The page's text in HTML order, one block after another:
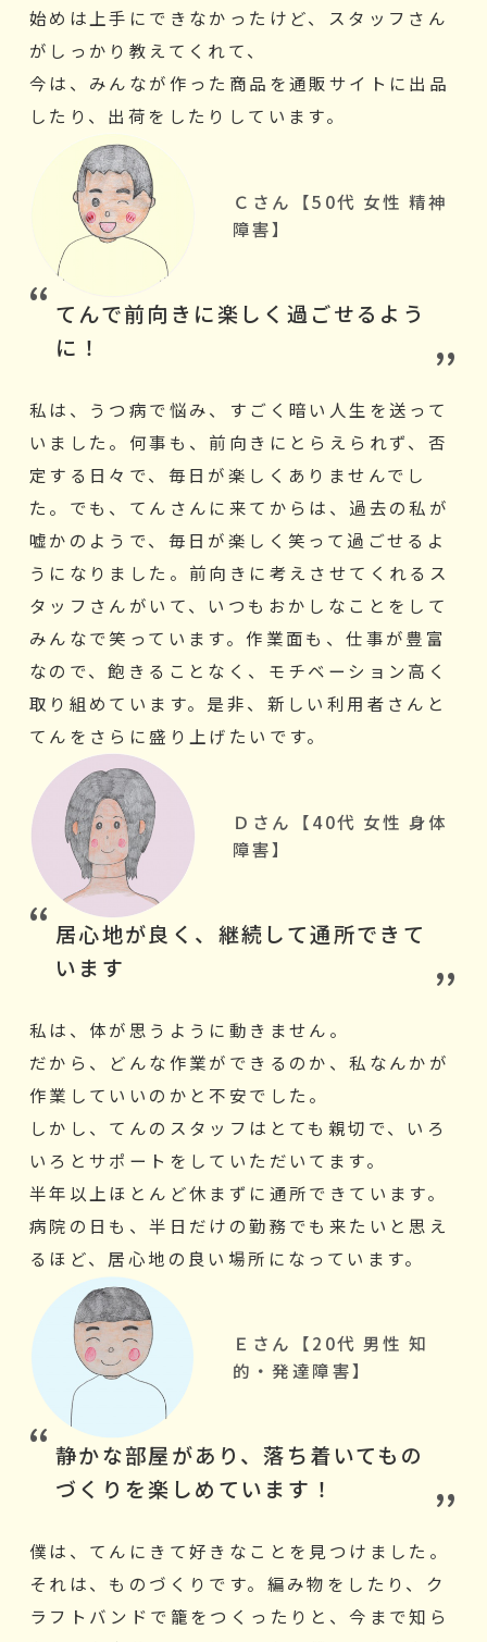
始めは上手にできなかったけど、スタッフさん
がしっかり教えてくれて、
今は、みんなが作った商品を通販サイトに出品
したり、出荷をしたりしています。
てんで前向きに楽しく過ごせるよう
に！
私は、うつ病で悩み、すごく暗い人生を送って
いました。何事も、前向きにとらえられず、否
定する日々で、毎日が楽しくありませんでし
た。でも、てんさんに来てからは、過去の私が
嘘かのようで、毎日が楽しく笑って過ごせるよ
うになりました。前向きに考えさせてくれるス
タッフさんがいて、いつもおかしなことをして
みんなで笑っています。作業面も、仕事が豊富
なので、飽きることなく、モチベーション高く
取り組めています。是非、新しい利用者さんと
てんをさらに盛り上げたいです。
Ｃさん【50代 女性 精神
障害】
居心地が良く、継続して通所できて
います
私は、体が思うように動きません。
だから、どんな作業ができるのか、私なんかが
作業していいのかと不安でした。
しかし、てんのスタッフはとても親切で、いろ
いろとサポートをしていただいてます。
半年以上ほとんど休まずに通所できています。
病院の日も、半日だけの勤務でも来たいと思え
るほど、居心地の良い場所になっています。
Ｄさん【40代 女性 身体
障害】
静かな部屋があり、落ち着いてもの
づくりを楽しめています！
僕は、てんにきて好きなことを見つけました。
それは、ものづくりです。編み物をしたり、ク
ラフトバンドで籠をつくったりと、今まで知ら
Ｅさん【20代 男性 知
的・発達障害】